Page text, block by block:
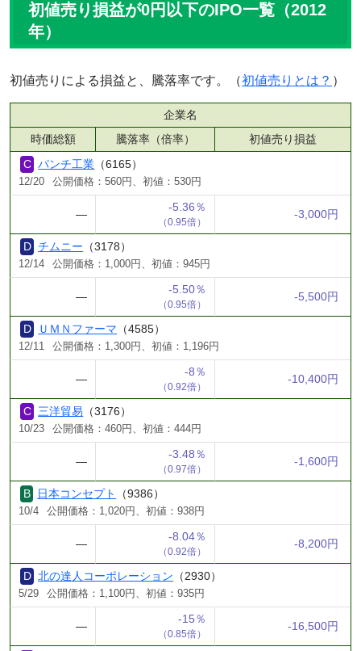
初値売り損益が0円以下のIPO一覧（2012
年）
初値売りによる損益と、騰落率です。（初値売りとは？ ）
企業名
時価総額
騰落率（倍率）
初値売り損益
パンチ工業 （6165）
12/20 公開価格：560円、初値：530円
―
-5.36％
（0.95倍）
-3,000円
チムニー （3178）
12/14 公開価格：1,000円、初値：945円
―
-5.50％
（0.95倍）
-5,500円
ＵＭＮファーマ （4585）
12/11 公開価格：1,300円、初値：1,196円
―
-8％
（0.92倍）
-10,400円
三洋貿易 （3176）
10/23 公開価格：460円、初値：444円
―
-3.48％
（0.97倍）
-1,600円
日本コンセプト （9386）
10/4 公開価格：1,020円、初値：938円
―
-8.04％
（0.92倍）
-8,200円
北の達人コーポレーション （2930）
5/29 公開価格：1,100円、初値：935円
―
-15％
（0.85倍）
-16,500円